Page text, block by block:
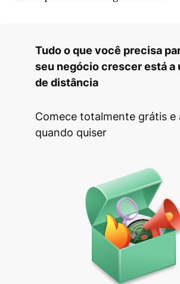
Tudo o que você precisa
seu negócio crescer está a
de distância
Comece totalmente grátis e
quando quiser